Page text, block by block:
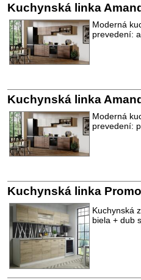
Kuchynská linka
Moderná
prevedení:
Kuchynská linka
Moderná
prevedení:
Kuchynská linka
Kuchynská
biela + dub